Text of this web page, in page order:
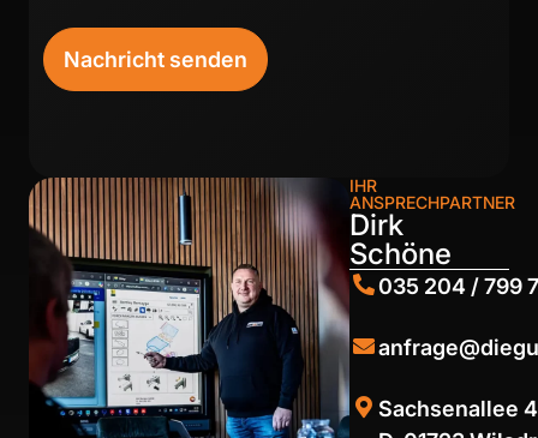
IHR
ANSPRECHPARTNER
Dirk
Schöne
035 204 / 799
Sachsenallee